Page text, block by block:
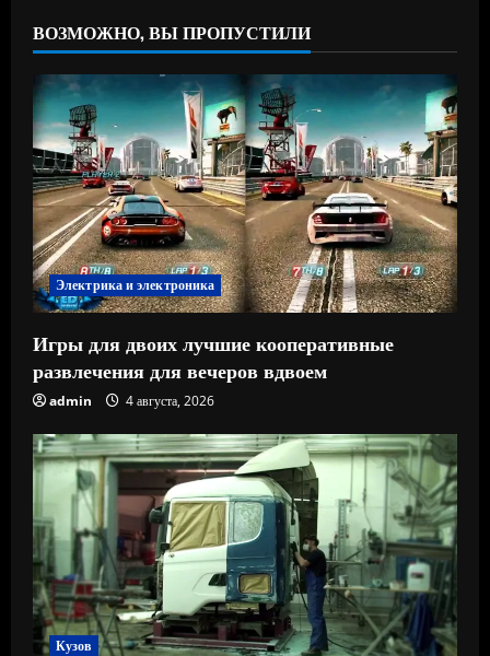
ВОЗМОЖНО, ВЫ ПРОПУСТИЛИ
Электрика и электроника
Игры для двоих лучшие кооперативные
развлечения для вечеров вдвоем
admin 4 августа, 2026
Кузов